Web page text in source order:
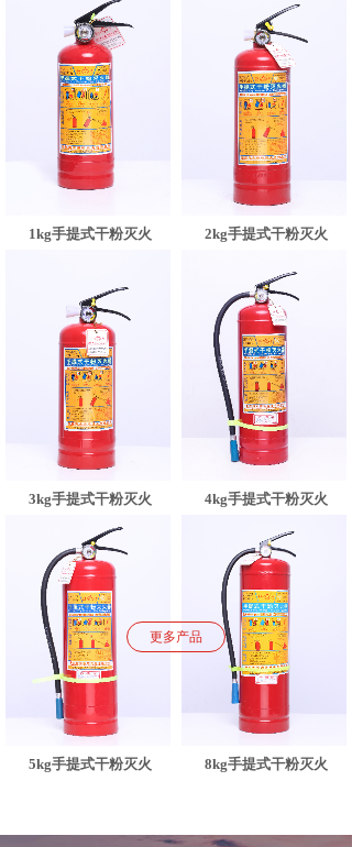
1kg手提式干粉灭火 2kg手提式干粉灭火
3kg手提式干粉灭火 4kg手提式干粉灭火
5kg手提式干粉灭火 8kg手提式干粉灭火
更多产品